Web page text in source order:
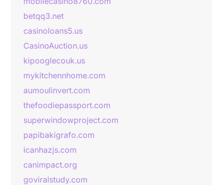
betqq3.net
casinoloans5.us
CasinoAuction.us
kipooglecouk.us
mykitchennhome.com
aumoulinvert.com
thefoodiepassport.com
superwindowproject.com
papibakigrafo.com
icanhazjs.com
canimpact.org
goviralstudy.com